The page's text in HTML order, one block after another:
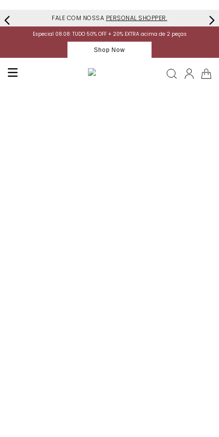
FALE COM NOSSA PERSONAL SHOPPER.
Especial 08.08: TUDO 50% OFF + 20% EXTRA acima de 2 peças
Shop Now